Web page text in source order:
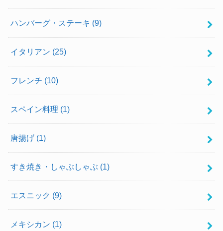
ハンバーグ・ステーキ (9)
イタリアン (25)
フレンチ (10)
スペイン料理 (1)
唐揚げ (1)
すき焼き・しゃぶしゃぶ (1)
エスニック (9)
メキシカン (1)